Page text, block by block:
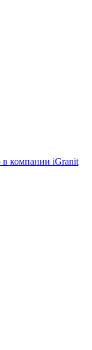
компании iGranit